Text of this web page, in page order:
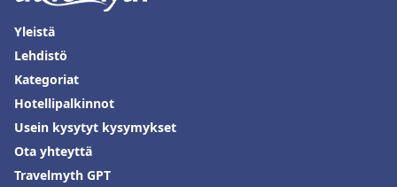
Yleistä
Lehdistö
Kategoriat
Hotellipalkinnot
Usein kysytyt kysymykset
Ota yhteyttä
Travelmyth GPT